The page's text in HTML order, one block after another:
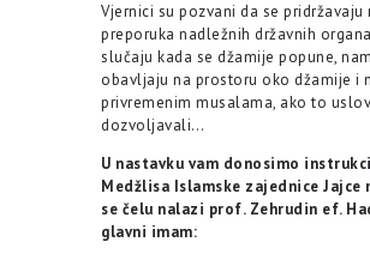
Vjernici su pozvani da se pridržavaju
preporuka nadležnih državnih
slučaju kada se džamije popune,
obavljaju na prostoru oko džamije i
privremenim musalama, ako to
dozvoljavali…
U nastavku vam donosimo
Medžlisa Islamske zajednice Jajce
se čelu nalazi prof. Zehrudin ef.
glavni imam: